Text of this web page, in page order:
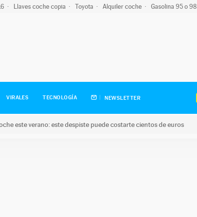
Llaves coche copia Toyota Alquiler coche Gasolina 95 o 98
VIRALES TECNOLOGÍA NEWSLETTER
este verano: este despiste puede costarte cientos de euros